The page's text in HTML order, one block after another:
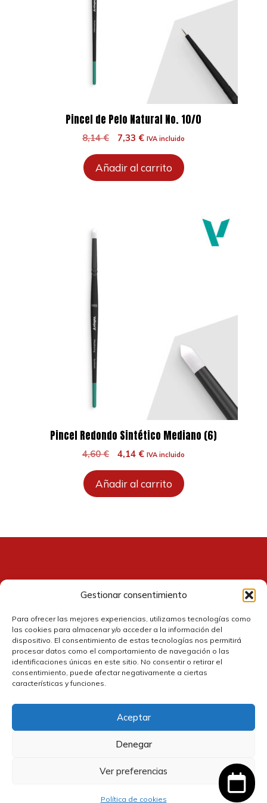
Gestionar consentimiento
Para ofrecer las mejores experiencias, utilizamos tecnologías como
las cookies para almacenar y/o acceder a la información del
dispositivo. El consentimiento de estas tecnologías nos permitirá
procesar datos como el comportamiento de navegación o las
identificaciones únicas en este sitio. No consentir o retirar el
consentimiento, puede afectar negativamente a ciertas
características y funciones.
Aceptar
Denegar
Ver preferencias
Política de cookies
Pincel de Pelo Natural No. 10/0
8,14€
El
original
era:
7,33 €El
actual
es:
IVA incluido
Añadir al carrito
Pincel Redondo Sintético Mediano (6)
4,60€
El
original
era:
4,14 €El
actual
es:
IVA incluido
Añadir al carrito
Contacto
El
original
32,00€El
actual
incluido
Añadir al carrito